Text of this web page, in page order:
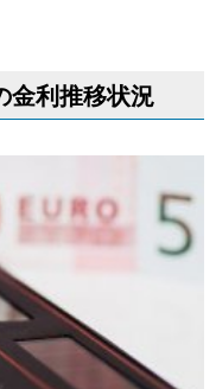
金利推移状況